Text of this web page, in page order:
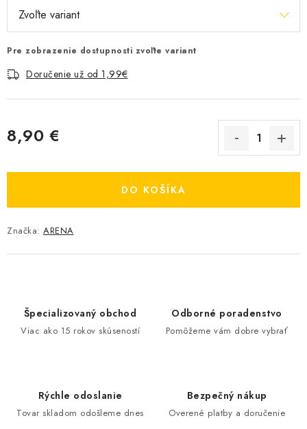
Pre zobrazenie dostupnosti zvoľte variant
Doručenie už od 1,99€
8,90 €
DO KOŠÍKA
Značka: ARENA
Špecializovaný obchod
Viac ako 15 rokov skúseností
Odborné poradenstvo
Pomôžeme vám dobre vybrať
Rýchle odoslanie
Tovar skladom odošleme dnes
Bezpečný nákup
Overené platby a doručenie